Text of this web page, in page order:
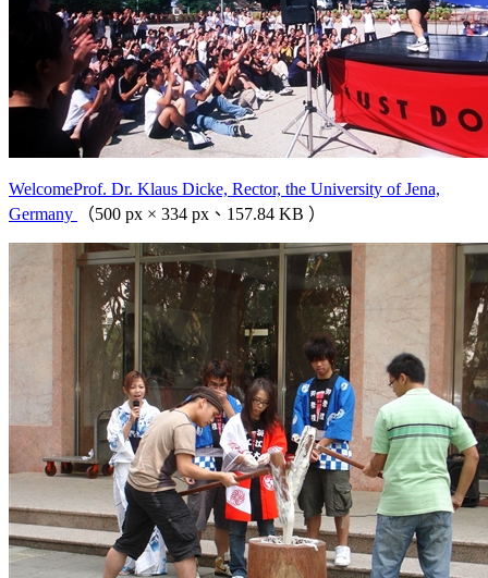
WelcomeProf. Dr. Klaus Dicke, Rector, the University of Jena,
Germany
（500 px × 334 px、157.84 KB ）